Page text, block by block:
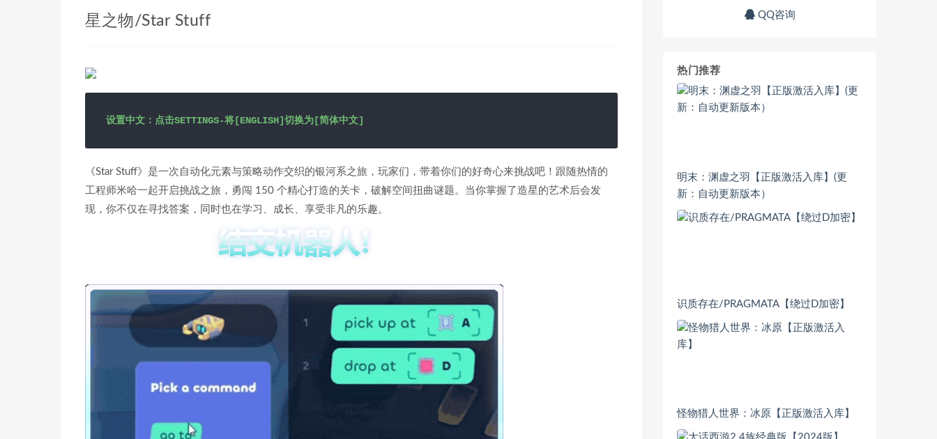
星之物/Star Stuff
设置中文：点击SETTINGS-将[ENGLISH]切换为[简体中文]
《Star Stuff》是一次自动化元素与策略动作交织的银河系之旅，玩家们，带着你们的好奇心来挑战吧！跟随热情的
工程师米哈一起开启挑战之旅，勇闯 150 个精心打造的关卡，破解空间扭曲谜题。当你掌握了造星的艺术后会发
现，你不仅在寻找答案，同时也在学习、成长、享受非凡的乐趣。
QQ咨询
热门推荐
明末：渊虚之羽【正版激活入库】(更
新：自动更新版本）
识质存在/PRAGMATA【绕过D加密】
怪物猎人世界：冰原【正版激活入库】